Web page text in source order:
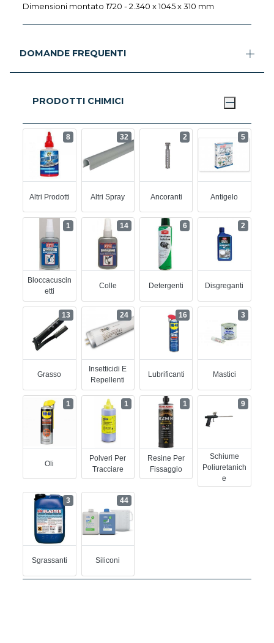
Dimensioni montato 1720 - 2.340 x 1045 x 310 mm
DOMANDE FREQUENTI
PRODOTTI CHIMICI
Altri Prodotti
8
Altri Spray
32
Ancoranti
2
Antigelo
5
Bloccacuscin
Etti
1
Colle
14
Detergenti
6
Disgreganti
2
Grasso
13
Insetticidi E
Repellenti
24
Lubrificanti
16
Mastici
3
Oli
1
Polveri Per
Tracciare
1
Resine Per
Fissaggio
1
Schiume
Poliuretanich
E
9
Sgrassanti
3
Siliconi
44